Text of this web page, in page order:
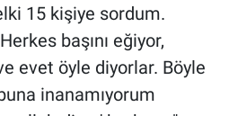
15 kişiye sordum.
başını eğiyor,
evet öyle diyorlar. Böyle
inanamıyorum